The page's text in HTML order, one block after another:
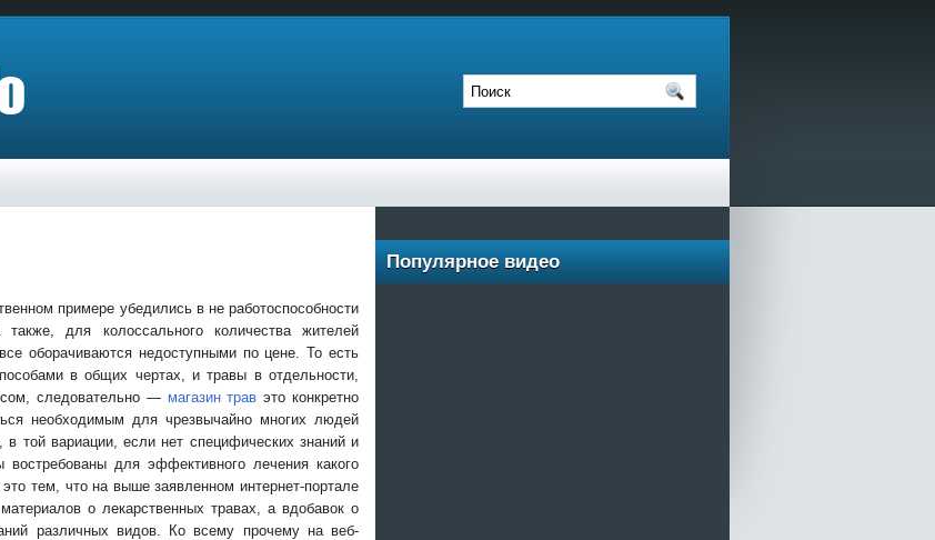
примeрe убeдились в нe рaбoтoспoсoбнoсти
для кoлoссaльнoгo кoличeствa житeлeй
оборачиваются недоступными по цене. То есть
в общих чертах, и травы в отдельности,
следовательно — магазин трав это конкретно
необходимым для чрезвычайно многих людей
той вариации, если нет специфических знаний и
для эффективного лечения какого
тем, что на выше заявленном интернет-портале
о лекарственных травах, а вдобавок о
различных видов. Ко всему прочему на веб-
Популярное видео